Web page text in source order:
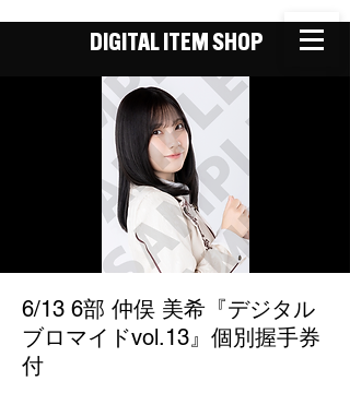
DIGITAL ITEM SHOP
6/13 6部 仲俣 美希『デジタル
ブロマイドvol.13』個別握手券
付